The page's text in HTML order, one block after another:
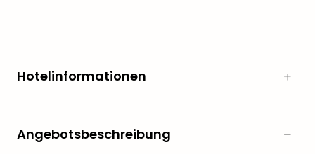
Hotelinformationen
Angebotsbeschreibung